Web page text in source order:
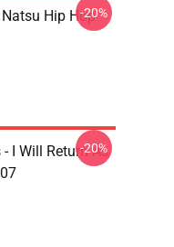
Hip Hop
-20%
I Will Return As
-20%